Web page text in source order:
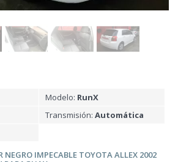
Modelo: RunX
Transmisión: Automática
NEGRO IMPECABLE TOYOTA ALLEX 2002